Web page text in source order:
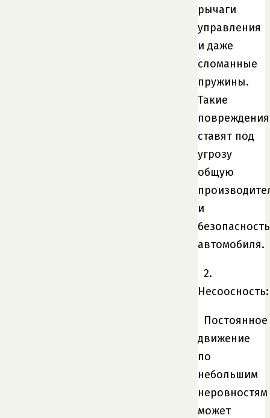
рычаги
управления
и даже
сломанные
пружины.
Такие
повреждения
ставят под
угрозу
общую
и
безопасность
автомобиля.
2.
Несоосность:
Постоянное
движение
по
небольшим
неровностям
может